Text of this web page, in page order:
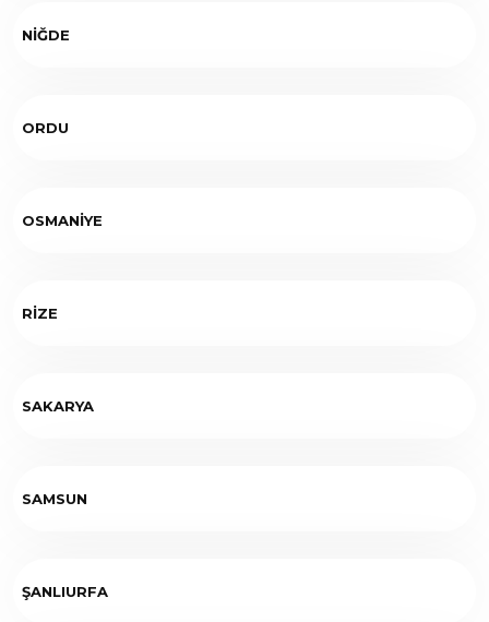
NİĞDE
ORDU
OSMANİYE
RİZE
SAKARYA
SAMSUN
ŞANLIURFA